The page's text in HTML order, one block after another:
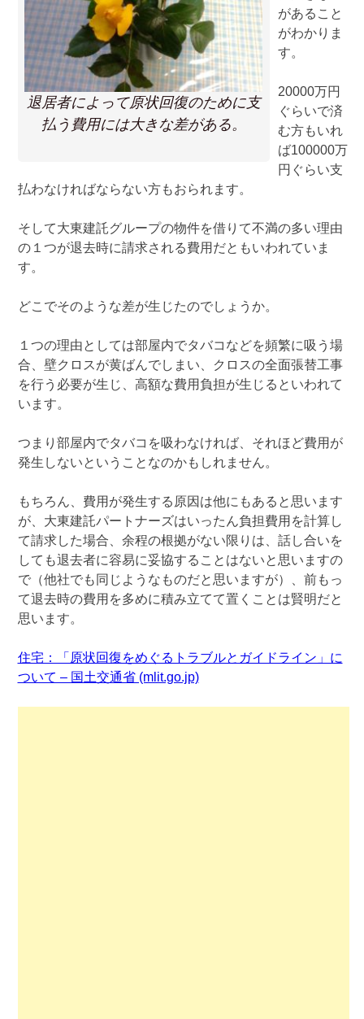
退居者によって原状回復のために支
払う費用には大きな差がある。
があること
がわかりま
す。
20000万円
ぐらいで済
む方もいれ
ば100000万
円ぐらい支
払わなければならない方もおられます。
そして大東建託グループの物件を借りて不満の多い理由
の１つが退去時に請求される費用だともいわれていま
す。
どこでそのような差が生じたのでしょうか。
１つの理由としては部屋内でタバコなどを頻繁に吸う場
合、壁クロスが黄ばんでしまい、クロスの全面張替工事
を行う必要が生じ、高額な費用負担が生じるといわれて
います。
つまり部屋内でタバコを吸わなければ、それほど費用が
発生しないということなのかもしれません。
もちろん、費用が発生する原因は他にもあると思います
が、大東建託パートナーズはいったん負担費用を計算し
て請求した場合、余程の根拠がない限りは、話し合いを
しても退去者に容易に妥協することはないと思いますの
で（他社でも同じようなものだと思いますが）、前もっ
て退去時の費用を多めに積み立てて置くことは賢明だと
思います。
住宅：「原状回復をめぐるトラブルとガイドライン」に
ついて – 国土交通省 (mlit.go.jp)